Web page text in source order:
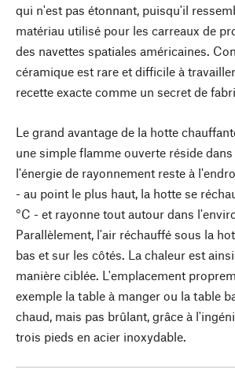
qui n'est pas étonnant, puisqu'il
matériau utilisé pour les carreaux de
des navettes spatiales américaines.
céramique est rare et difficile à
recette exacte comme un secret de
Le grand avantage de la hotte
une simple flamme ouverte réside
l'énergie de rayonnement reste à
- au point le plus haut, la hotte se
°C - et rayonne tout autour dans
Parallèlement, l'air réchauffé sous la
bas et sur les côtés. La chaleur est
manière ciblée. L'emplacement
exemple la table à manger ou la table
chaud, mais pas brûlant, grâce à
trois pieds en acier inoxydable.